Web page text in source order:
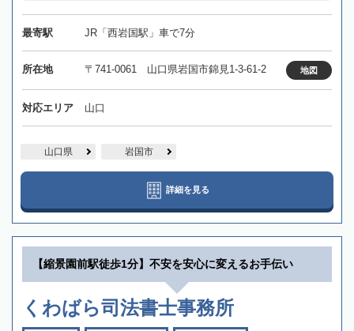
最寄駅 JR「西岩国駅」車で7分
所在地 〒741-0061 山口県岩国市錦見1-3-61-2 地図
対応エリア 山口
山口県 岩国市
詳細を見る
【縮景園前駅徒歩1分】不安を安心に変えるお手伝い
くわばら司法書士事務所